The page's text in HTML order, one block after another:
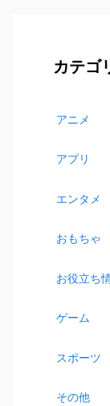
カテゴ
アニメ
アプリ
エンタメ
おもちゃ
お役立ち
ゲーム
スポーツ
その他